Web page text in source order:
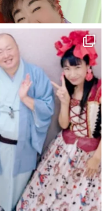
ンプリンセス【公式】
@YouTube
い合う
します